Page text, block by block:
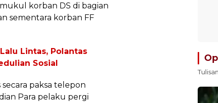
korban DS di bagian
sementara korban FF
Lintas, Polantas
Sosial
paksa telepon
Para pelaku pergi